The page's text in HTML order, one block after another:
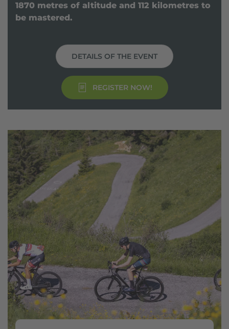
1870 metres of altitude and 112 kilometres to
be mastered.
DETAILS OF THE EVENT
REGISTER NOW!